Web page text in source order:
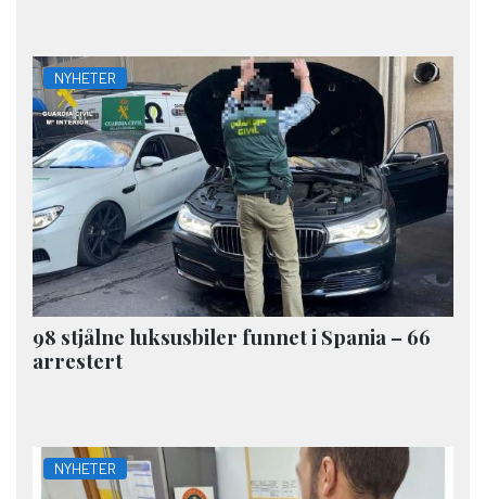
NYHETER
98 stjålne luksusbiler funnet i Spania – 66
arrestert
NYHETER